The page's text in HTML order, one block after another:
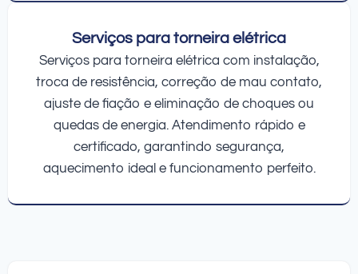
Serviços para torneira elétrica
Serviços para torneira elétrica com instalação,
troca de resistência, correção de mau contato,
ajuste de fiação e eliminação de choques ou
quedas de energia. Atendimento rápido e
certificado, garantindo segurança,
aquecimento ideal e funcionamento perfeito.